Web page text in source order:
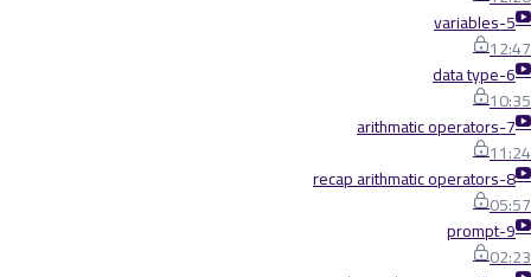
5-variables
12:47
6-data type
10:35
7-arithmatic operators
11:24
8-recap arithmatic operators
05:57
9-prompt
02:23